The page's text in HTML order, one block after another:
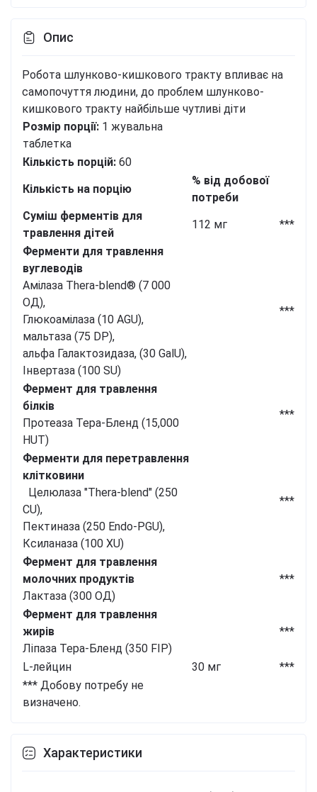
Опис
Робота шлунково-кишкового тракту впливає на
самопочуття людини, до проблем шлунково-
кишкового тракту найбільше чутливі діти
Розмір порції: 1 жувальна
таблетка
Кількість порцій: 60
Кількість на порцію
% від добової
потреби
Суміш ферментів для
травлення дітей
112 мг
***
Ферменти для травлення
вуглеводів
Амілаза Thera-blend® (7 000
ОД),
Глюкоамілаза (10 AGU),
мальтаза (75 DP),
альфа Галактозидаза, (30 GalU),
Інвертаза (100 SU)
***
Фермент для травлення
білків
Протеаза Тера-Бленд (15,000
HUT)
***
Ферменти для перетравлення
клітковини
Целюлаза "Thera-blend" (250
CU),
Пектиназа (250 Endo-PGU),
Ксиланаза (100 XU)
***
Фермент для травлення
молочних продуктів
Лактаза (300 ОД)
***
Фермент для травлення
жирів
Ліпаза Тера-Бленд (350 FIP)
***
L-лейцин 30 мг
***
*** Добову потребу не
визначено.
Характеристики